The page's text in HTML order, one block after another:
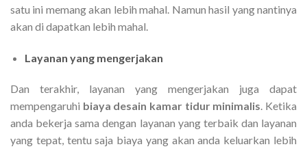
satu ini memang akan lebih mahal. Namun hasil yang nantinya
akan di dapatkan lebih mahal.
Layanan yang mengerjakan
Dan terakhir, layanan yang mengerjakan juga dapat
mempengaruhi biaya desain kamar tidur minimalis. Ketika
anda bekerja sama dengan layanan yang terbaik dan layanan
yang tepat, tentu saja biaya yang akan anda keluarkan lebih